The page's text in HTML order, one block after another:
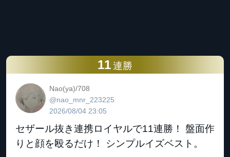
11 連勝
Nao(ya)/708
@nao_mnr_223225
2026/08/04 23:05
セザール抜き連携ロイヤルで11連勝！ 盤面作
りと顔を殴るだけ！ シンプルイズベスト。